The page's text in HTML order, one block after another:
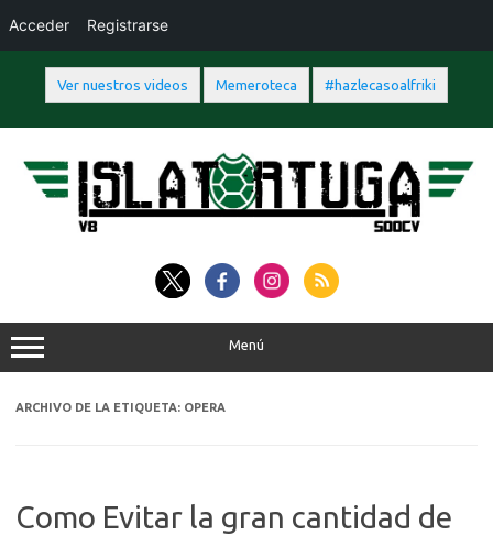
Ver nuestros videos Memeroteca #hazlecasoalfriki
Acceder Registrarse
contenido
Menú
ARCHIVO DE LA ETIQUETA: OPERA
Como Evitar la gran cantidad de